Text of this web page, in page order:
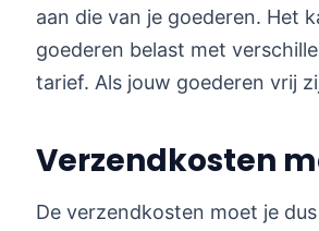
aan die van je goederen. Het
goederen belast met
tarief. Als jouw goederen vrij
Verzendkosten
De verzendkosten moet je